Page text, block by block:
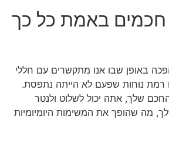
באמת כל כך
באופן שבו אנו מתקשרים עם חללי
רמת נוחות שפעם לא הייתה נתפסת.
שלך, אתה יכול לשלוט ולנטר
מה שהופך את המשימות היומיומיות